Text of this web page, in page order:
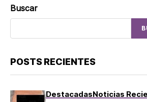
Buscar
POSTS RECIENTES
DestacadasNoticias